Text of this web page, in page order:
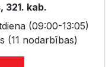
321. kab.
(09:00-13:05)
(11 nodarbības)